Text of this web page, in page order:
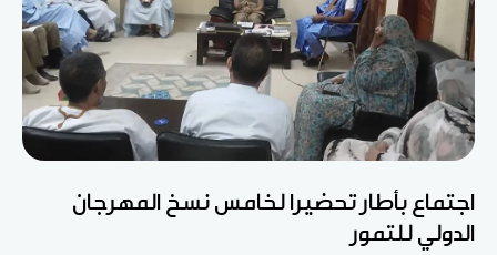
اجتماع بأطار تحضيرا لخامس نسخ المهرجان
الدولي للتمور